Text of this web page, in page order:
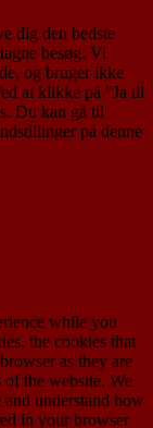
dig den bedste
besøg. Vi
og bruger ikke
at klikke på "Ja til
Du kan gå til
på denne
while you
the cookies that
as they are
the website. We
understand how
in your browser